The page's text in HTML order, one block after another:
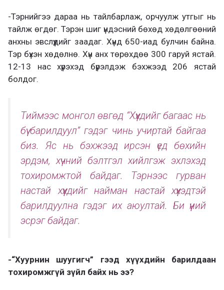
-Тэрнийгээ дараа нь тайлбарлаж, орчуулж утгыг нь
тайлж өгдөг. Тэрэн шиг үндэсний бөхөд хөдөлгөөний
анхны эвслүүдийг заадаг. Хүнд 650-иад булчин байна.
Тэр бүхэн хөдөлнө. Хүн анх төрөхдөө 300 гаруй ястай.
12-13 нас хүрэхэд бүрэлдэж бэхжээд 206 ястай
болдог.
Тиймээс монгол өвгөд “Хүүхдийг багаас нь
бүү барилдуул” гэдэг чинь учиртай байгаа
биз. Яс нь бэхжээд ирсэн үед бөхийн
эрдэм, хүчний бэлтгэл хийлгэж эхлэхэд
тохиромжтой байдаг. Тэрнээс гурван
настай хүүхдийг найман настай хүүхэдтэй
барилдуулна гэдэг их аюултай. Би үүний
эсрэг байдаг.
-“Хуурнин шуугигч” гээд хүүхдийн барилдаан
тохиромжгүй зүйл байх нь ээ?